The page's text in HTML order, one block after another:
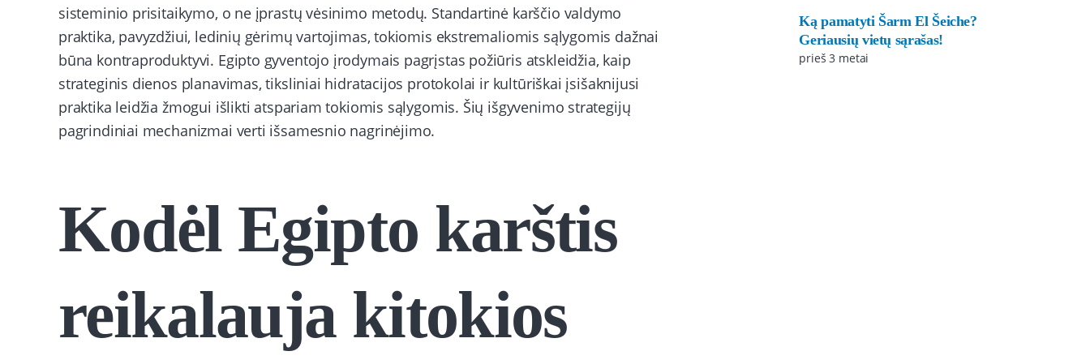
sisteminio prisitaikymo, o ne įprastų vėsinimo metodų. Standartinė karščio valdymo
praktika, pavyzdžiui, ledinių gėrimų vartojimas, tokiomis ekstremaliomis sąlygomis dažnai
būna kontraproduktyvi. Egipto gyventojo įrodymais pagrįstas požiūris atskleidžia, kaip
strateginis dienos planavimas, tiksliniai hidratacijos protokolai ir kultūriškai įsišaknijusi
praktika leidžia žmogui išlikti atspariam tokiomis sąlygomis. Šių išgyvenimo strategijų
pagrindiniai mechanizmai verti išsamesnio nagrinėjimo.
Kodėl Egipto karštis
reikalauja kitokios
Ką pamatyti Šarm El Šeiche?
Geriausių vietų sąrašas!
prieš 3 metai